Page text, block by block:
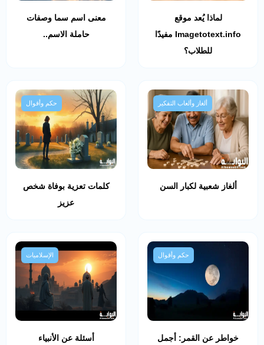
لماذا يُعد موقع
Imagetotext.info مفيدًا
للطلاب؟
معنى اسم سما وصفات
حاملة الاسم..
ألغاز وألعاب التفكير
ألغاز شعبية لكبار السن
حكم وأقوال
كلمات تعزية بوفاة شخص
عزيز
حكم وأقوال
خواطر عن القمر: أجمل
الإسلاميات
أسئلة عن الأنبياء